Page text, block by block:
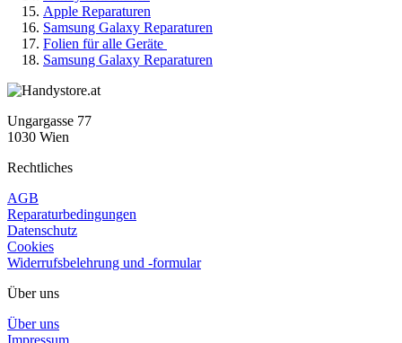
Apple Reparaturen
Samsung Galaxy Reparaturen
Folien für alle Geräte
Samsung Galaxy Reparaturen
Ungargasse 77
1030 Wien
Rechtliches
AGB
Reparaturbedingungen
Datenschutz
Cookies
Widerrufsbelehrung und -formular
Über uns
Über uns
Impressum